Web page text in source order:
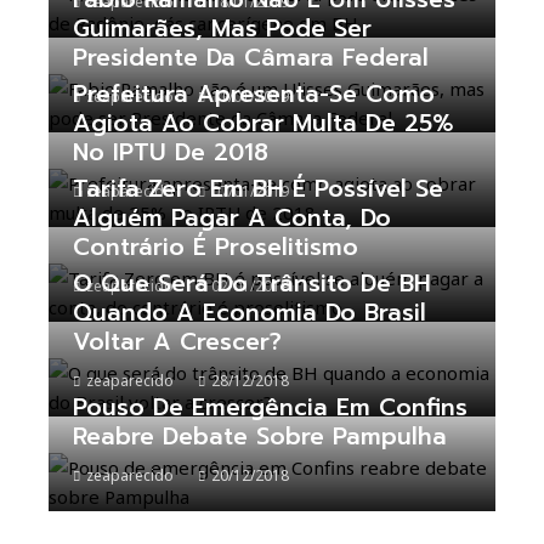
Guimarães, Mas Pode Ser
Presidente Da Câmara Federal
zeaparecido 11/01/2019
Prefeitura Apresenta-Se Como
Agiota Ao Cobrar Multa De 25%
No IPTU De 2018
zeaparecido 07/01/2019
Tarifa Zero Em BH É Possível Se
Alguém Pagar A Conta, Do
Contrário É Proselitismo
zeaparecido 02/01/2019
O Que Será Do Trânsito De BH
Quando A Economia Do Brasil
Voltar A Crescer?
zeaparecido 28/12/2018
Pouso De Emergência Em Confins
Reabre Debate Sobre Pampulha
zeaparecido 20/12/2018